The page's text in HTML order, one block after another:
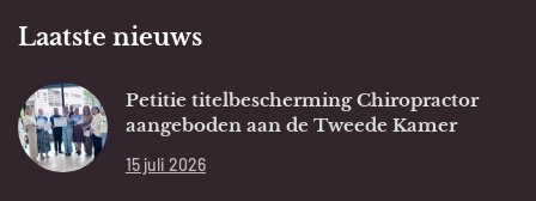
Laatste nieuws
Petitie titelbescherming Chiropractor
aangeboden aan de Tweede Kamer
15 juli 2026